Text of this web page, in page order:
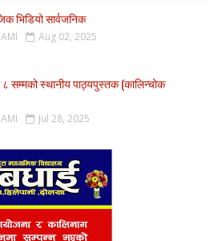
भिडियो सार्वजनिक
Aug 02, 2025
८ सम्मको स्थानीय पाठ्यपुस्तक (कालिन्चोक
Jul 28, 2025